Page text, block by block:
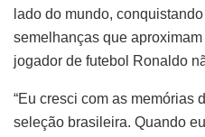
lado do mundo,
semelhanças que
jogador de futebol Ronaldo
“Eu cresci com as memórias
seleção brasileira. Quando